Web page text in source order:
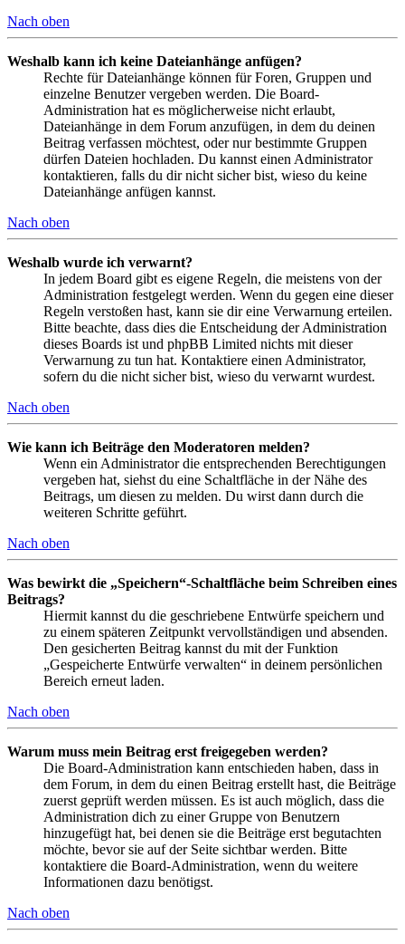
Nach oben
Weshalb kann ich keine Dateianhänge anfügen?
Rechte für Dateianhänge können für Foren, Gruppen und
einzelne Benutzer vergeben werden. Die Board-
Administration hat es möglicherweise nicht erlaubt,
Dateianhänge in dem Forum anzufügen, in dem du deinen
Beitrag verfassen möchtest, oder nur bestimmte Gruppen
dürfen Dateien hochladen. Du kannst einen Administrator
kontaktieren, falls du dir nicht sicher bist, wieso du keine
Dateianhänge anfügen kannst.
Nach oben
Weshalb wurde ich verwarnt?
In jedem Board gibt es eigene Regeln, die meistens von der
Administration festgelegt werden. Wenn du gegen eine dieser
Regeln verstoßen hast, kann sie dir eine Verwarnung erteilen.
Bitte beachte, dass dies die Entscheidung der Administration
dieses Boards ist und phpBB Limited nichts mit dieser
Verwarnung zu tun hat. Kontaktiere einen Administrator,
sofern du die nicht sicher bist, wieso du verwarnt wurdest.
Nach oben
Wie kann ich Beiträge den Moderatoren melden?
Wenn ein Administrator die entsprechenden Berechtigungen
vergeben hat, siehst du eine Schaltfläche in der Nähe des
Beitrags, um diesen zu melden. Du wirst dann durch die
weiteren Schritte geführt.
Nach oben
Was bewirkt die „Speichern“-Schaltfläche beim Schreiben eines
Beitrags?
Hiermit kannst du die geschriebene Entwürfe speichern und
zu einem späteren Zeitpunkt vervollständigen und absenden.
Den gesicherten Beitrag kannst du mit der Funktion
„Gespeicherte Entwürfe verwalten“ in deinem persönlichen
Bereich erneut laden.
Nach oben
Warum muss mein Beitrag erst freigegeben werden?
Die Board-Administration kann entschieden haben, dass in
dem Forum, in dem du einen Beitrag erstellt hast, die Beiträge
zuerst geprüft werden müssen. Es ist auch möglich, dass die
Administration dich zu einer Gruppe von Benutzern
hinzugefügt hat, bei denen sie die Beiträge erst begutachten
möchte, bevor sie auf der Seite sichtbar werden. Bitte
kontaktiere die Board-Administration, wenn du weitere
Informationen dazu benötigst.
Nach oben